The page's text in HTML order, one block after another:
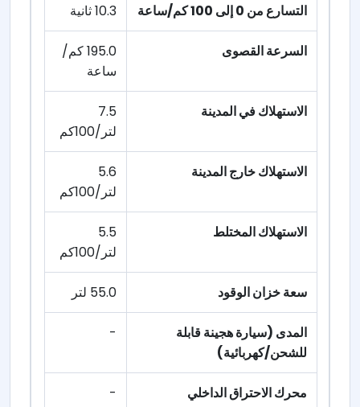
التسارع من 0 إلى 100 كم/ساعة 10.3 ثانية
السرعة القصوى
195.0 كم/
ساعة
الاستهلاك في المدينة
7.5
لتر/100كم
الاستهلاك خارج المدينة
5.6
لتر/100كم
الاستهلاك المختلط
5.5
لتر/100كم
سعة خزان الوقود 55.0 لتر
المدى (سيارة هجينة قابلة
للشحن/كهربائية)
-
محرك الاحتراق الداخلي -